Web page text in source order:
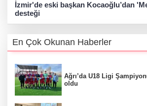
İzmir'de eski başkan Kocaoğlu’dan
desteği
En Çok Okunan Haberler
Ağrı’da U18 Ligi
oldu